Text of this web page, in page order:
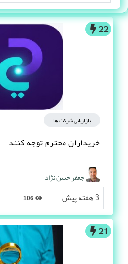
22
بازاریابی شرکت ها
خریداران محترم توجه کنند
جعفر حسن نژاد
3 هفته پیش
21